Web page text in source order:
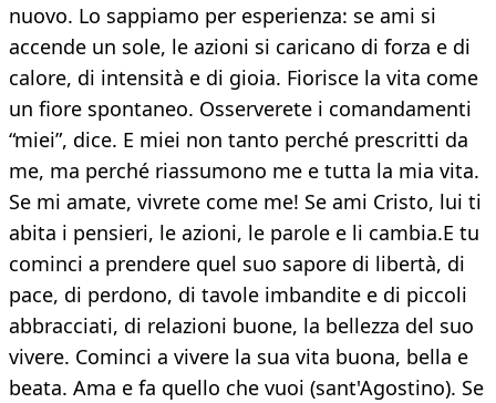
nuovo. Lo sappiamo per esperienza: se ami si
accende un sole, le azioni si caricano di forza e di
calore, di intensità e di gioia. Fiorisce la vita come
un fiore spontaneo. Osserverete i comandamenti
“miei”, dice. E miei non tanto perché prescritti da
me, ma perché riassumono me e tutta la mia vita.
Se mi amate, vivrete come me! Se ami Cristo, lui ti
abita i pensieri, le azioni, le parole e li cambia.E tu
cominci a prendere quel suo sapore di libertà, di
pace, di perdono, di tavole imbandite e di piccoli
abbracciati, di relazioni buone, la bellezza del suo
vivere. Cominci a vivere la sua vita buona, bella e
beata. Ama e fa quello che vuoi (sant'Agostino). Se